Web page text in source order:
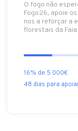
O fogo não
Fogo26, apoie
nos a reforçar a
florestais da Faia
16% de 5 000€
48 dias para